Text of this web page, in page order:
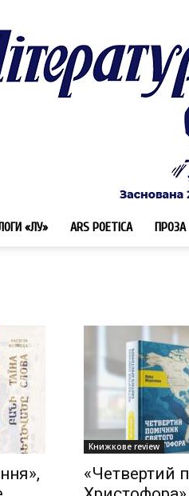
«ЛУ» ARS POETICA ПРОЗА
Книжкове review
«Четвертий